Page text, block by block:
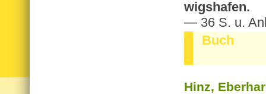
wigs­ha­fen.
— 36 S. u.
Buch
Hinz,